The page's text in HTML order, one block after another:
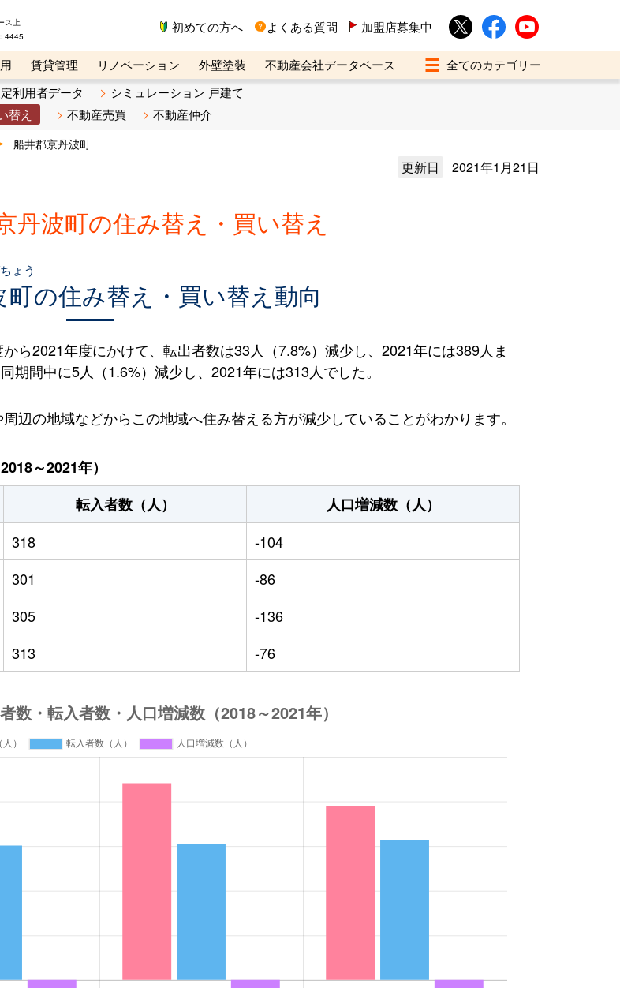
ス上
4445
初めての方へ よくある質問 加盟店募集中
賃貸管理 リノベーション 外壁塗装
不動産会社データベース
ンマガジンBiz 不動産売却ご相談デスク
利用者データ
シミュレーション 戸建て
替え 不動産売買 不動産仲介
船井郡京丹波町
更新日 2021年1月21日
丹波町の住み替え・買い替え
町
ょう
の住み替え・買い替え動向
ら2021年度にかけて、転出者数は33人（7.8%）減少し、2021年には389人ま
間中に5人（1.6%）減少し、2021年には313人でした。
辺の地域などからこの地域へ住み替える方が減少していることがわかります。
～2021年）
転入者数（人）
人口増減数（人）
318
-104
301
-86
305
-136
313 -76